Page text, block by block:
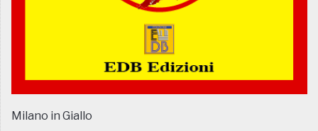
Milano in Giallo